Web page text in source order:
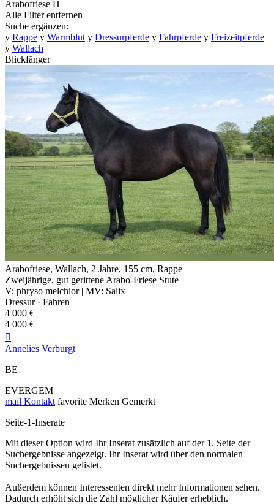
Arabofriese H
Alle Filter entfernen
Suche ergänzen:
y Rappe y Warmblut y Dressurpferde y Fahrpferde y Freizeitpferde
y Wallach
Blickfänger
Arabofriese, Wallach, 2 Jahre, 155 cm, Rappe
Zweijährige, gut gerittene Arabo-Friese Stute
V: phryso melchior | MV: Salix
Dressur · Fahren
4 000 €
4 000 €

Annelies Verburgt
BE
EVERGEM
mail Kontakt favorite Merken Gemerkt
Seite-1-Inserate
Mit dieser Option wird Ihr Inserat zusätzlich auf der 1. Seite der
Suchergebnisse angezeigt. Ihr Inserat wird über den normalen
Suchergebnissen gelistet.
Außerdem können Interessenten direkt mehr Informationen sehen.
Dadurch erhöht sich die Zahl möglicher Käufer erheblich.